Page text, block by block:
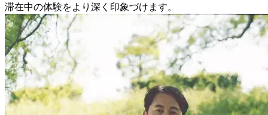
滞在中の体験をより深く印象づけます。